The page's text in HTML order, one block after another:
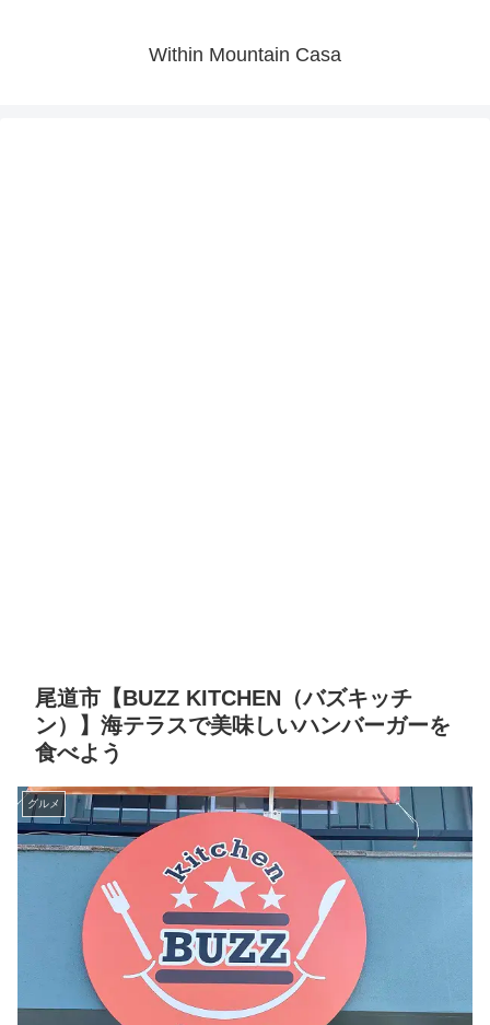
Within Mountain Casa
尾道市【BUZZ KITCHEN（バズキッチ
ン）】海テラスで美味しいハンバーガーを
食べよう
グルメ